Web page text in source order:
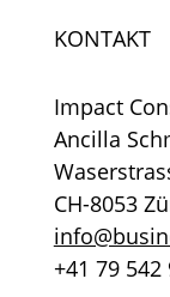
KONTAKT
Impact
Ancilla
CH-8053
+41 79 542